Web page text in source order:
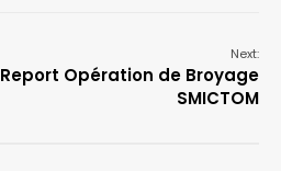
Next:
Report Opération de Broyage
SMICTOM